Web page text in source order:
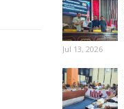
Jul 13, 2026